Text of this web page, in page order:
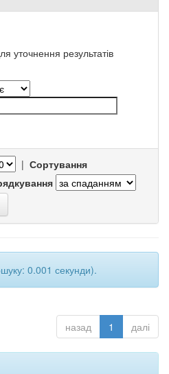
уточнення результатів
| Сортування
0.001 секунди).
назад 1 далі